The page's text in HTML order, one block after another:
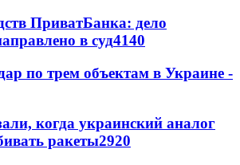
ПриватБанка: дело
в суд4140
по трем объектам в Украине -
когда украинский аналог
ракеты2920